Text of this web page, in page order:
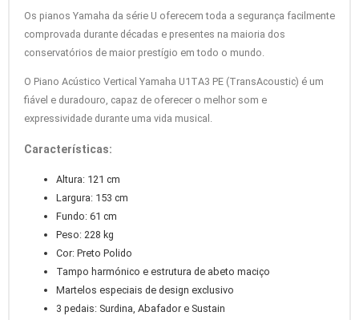
Os pianos Yamaha da série U oferecem toda a segurança facilmente
comprovada durante décadas e presentes na maioria dos
conservatórios de maior prestígio em todo o mundo.
O Piano Acústico Vertical Yamaha U1TA3 PE (TransAcoustic) é um
fiável e duradouro, capaz de oferecer o melhor som e
expressividade durante uma vida musical.
Características:
Altura: 121 cm
Largura: 153 cm
Fundo: 61 cm
Peso: 228 kg
Cor: Preto Polido
Tampo harmónico e estrutura de abeto maciço
Martelos especiais de design exclusivo
3 pedais: Surdina, Abafador e Sustain